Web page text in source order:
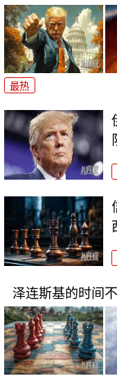
最热
泽连斯基的时间